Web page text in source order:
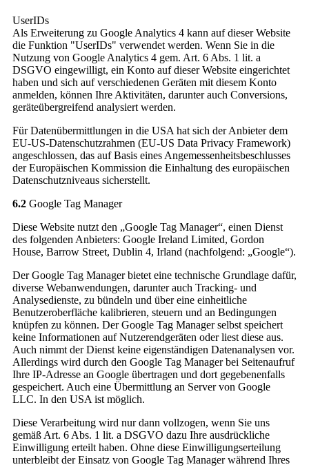
UserIDs
Als Erweiterung zu Google Analytics 4 kann auf dieser Website
die Funktion "UserIDs" verwendet werden. Wenn Sie in die
Nutzung von Google Analytics 4 gem. Art. 6 Abs. 1 lit. a
DSGVO eingewilligt, ein Konto auf dieser Website eingerichtet
haben und sich auf verschiedenen Geräten mit diesem Konto
anmelden, können Ihre Aktivitäten, darunter auch Conversions,
geräteübergreifend analysiert werden.
Für Datenübermittlungen in die USA hat sich der Anbieter dem
EU-US-Datenschutzrahmen (EU-US Data Privacy Framework)
angeschlossen, das auf Basis eines Angemessenheitsbeschlusses
der Europäischen Kommission die Einhaltung des europäischen
Datenschutzniveaus sicherstellt.
6.2 Google Tag Manager
Diese Website nutzt den „Google Tag Manager“, einen Dienst
des folgenden Anbieters: Google Ireland Limited, Gordon
House, Barrow Street, Dublin 4, Irland (nachfolgend: „Google“).
Der Google Tag Manager bietet eine technische Grundlage dafür,
diverse Webanwendungen, darunter auch Tracking- und
Analysedienste, zu bündeln und über eine einheitliche
Benutzeroberfläche kalibrieren, steuern und an Bedingungen
knüpfen zu können. Der Google Tag Manager selbst speichert
keine Informationen auf Nutzerendgeräten oder liest diese aus.
Auch nimmt der Dienst keine eigenständigen Datenanalysen vor.
Allerdings wird durch den Google Tag Manager bei Seitenaufruf
Ihre IP-Adresse an Google übertragen und dort gegebenenfalls
gespeichert. Auch eine Übermittlung an Server von Google
LLC. In den USA ist möglich.
Diese Verarbeitung wird nur dann vollzogen, wenn Sie uns
gemäß Art. 6 Abs. 1 lit. a DSGVO dazu Ihre ausdrückliche
Einwilligung erteilt haben. Ohne diese Einwilligungserteilung
unterbleibt der Einsatz von Google Tag Manager während Ihres